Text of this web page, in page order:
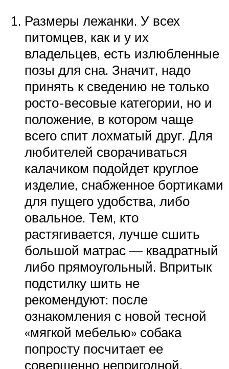
Размеры лежанки. У всех
питомцев, как и у их
владельцев, есть излюбленные
позы для сна. Значит, надо
принять к сведению не только
росто-весовые категории, но и
положение, в котором чаще
всего спит лохматый друг. Для
любителей сворачиваться
калачиком подойдет круглое
изделие, снабженное бортиками
для пущего удобства, либо
овальное. Тем, кто
растягивается, лучше сшить
большой матрас — квадратный
либо прямоугольный. Впритык
подстилку шить не
рекомендуют: после
ознакомления с новой тесной
«мягкой мебелью» собака
попросту посчитает ее
совершенно непригодной.